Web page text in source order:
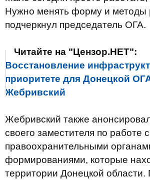
Нужно менять форму и методы
подчеркнул председатель ОГА.
Читайте на "Цензор.НЕТ":
Восстановление
приоритете для Донецкой
Жебривский
Жебривский также
своего заместителя по работе с
правоохранительными
формированиями, которые
территории Донецкой области.